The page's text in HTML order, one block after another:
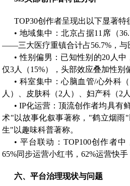
TOP30创作者呈现出以下显著特
• 地域集中：北京占据11席（
——三大医疗重镇合计占56.7%，与
• 性别偏男：已知性别的20人中
仅3人（15%），头部效应叠加性别
• 科室集中：心脑血管/心外科
人）、皮肤科（2人）、妇产科（2
• IP化运营：顶流创作者均具
术"以故事化叙事著称，"鹤立烟雨
生"以趣味科普著称。
• 平台联动：TOP100创作者中
65%同步运营小红书，62%运营快
六、平台治理现状与问题